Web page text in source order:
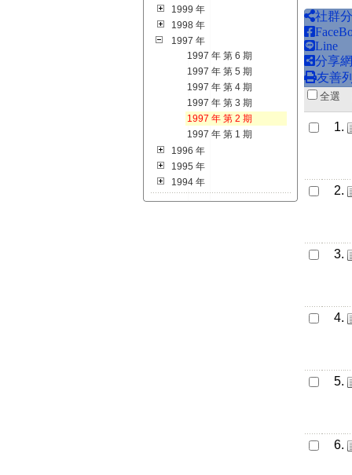
1999 年
1998 年
1997 年
1997 年 第 6 期
1997 年 第 5 期
1997 年 第 4 期
1997 年 第 3 期
1997 年 第 2 期
1997 年 第 1 期
1996 年
1995 年
1994 年
社群
Line
分享
友善
全選
1.
2.
3.
4.
5.
6.